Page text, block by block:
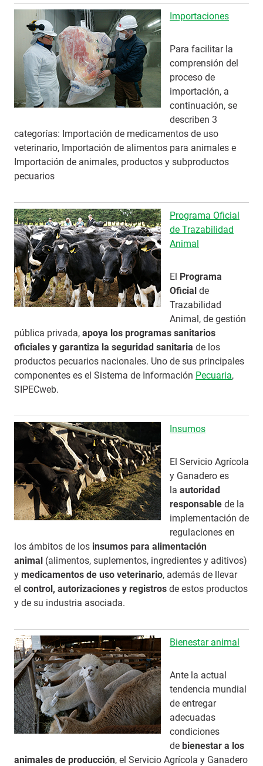
Importaciones
Para facilitar la
comprensión del
proceso de
importación, a
continuación, se
describen 3
categorías: Importación de medicamentos de uso
veterinario, Importación de alimentos para animales e
Importación de animales, productos y subproductos
pecuarios
Programa Oficial
de Trazabilidad
Animal
El Programa
Oficial de
Trazabilidad
Animal, de gestión
pública privada, apoya los programas sanitarios
oficiales y garantiza la seguridad sanitaria de los
productos pecuarios nacionales. Uno de sus principales
componentes es el Sistema de Información Pecuaria,
SIPECweb.
Insumos
El Servicio Agrícola
y Ganadero es
la autoridad
responsable de la
implementación de
regulaciones en
los ámbitos de los insumos para alimentación
animal (alimentos, suplementos, ingredientes y aditivos)
y medicamentos de uso veterinario, además de llevar
el control, autorizaciones y registros de estos productos
y de su industria asociada.
Bienestar animal
Ante la actual
tendencia mundial
de entregar
adecuadas
condiciones
de bienestar a los
animales de producción, el Servicio Agrícola y Ganadero